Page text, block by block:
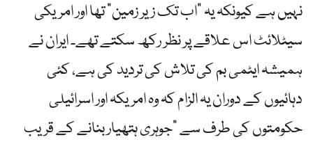
نہیں ہے کیونکہ یہ "اب تک زیر زمین” تھا اور امریکی
سیٹلائٹ اس علاقے پر نظر رکھ سکتے تھے۔ ایران نے
ہمیشہ ایٹمی بم کی تلاش کی تردید کی ہے، کئی
دہائیوں کے دوران یہ الزام کہ وہ امریکہ اور اسرائیلی
حکومتوں کی طرف سے "جوہری ہتھیار بنانے کے قریب